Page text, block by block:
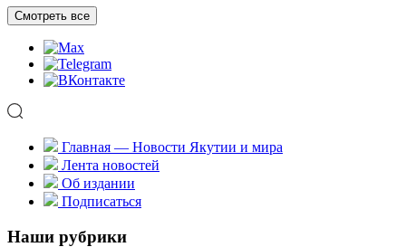
Смотреть все
Главная — Новости Якутии и мира
Лента новостей
Об издании
Подписаться
Наши рубрики